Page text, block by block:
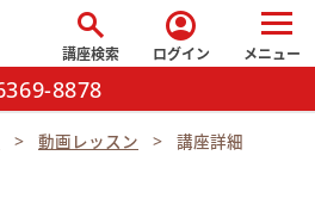
search
講座検索
account_circle
ログイン メニュー
8878
動画レッスン 講座詳細